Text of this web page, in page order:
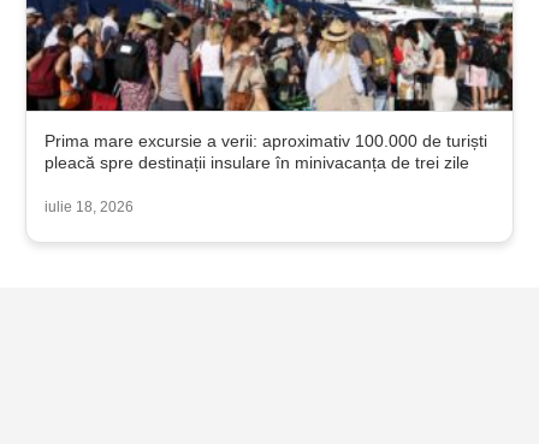
Prima mare excursie a verii: aproximativ 100.000 de turiști
pleacă spre destinații insulare în minivacanța de trei zile
iulie 18, 2026